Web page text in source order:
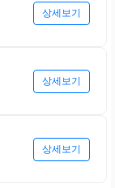
상세보기
상세보기
상세보기